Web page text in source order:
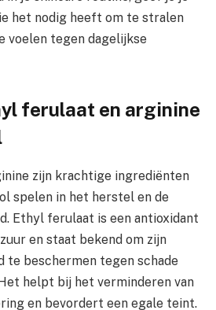
het nodig heeft om te stralen
voelen tegen dagelijkse
ferulaat en arginine
zijn krachtige ingrediënten
spelen in het herstel en de
Ethyl ferulaat is een antioxidant
en staat bekend om zijn
te beschermen tegen schade
helpt bij het verminderen van
en bevordert een egale teint.